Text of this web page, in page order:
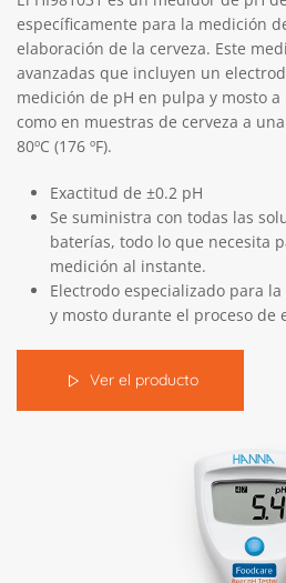
específicamente para la medición
elaboración de la cerveza. Este
avanzadas que incluyen un
medición de pH en pulpa y mosto
como en muestras de cerveza a
80ºC (176 ºF).
Exactitud de ±0.2 pH
Se suministra con todas las
baterías, todo lo que necesita
medición al instante.
Electrodo especializado para
y mosto durante el proceso de
Ver el producto